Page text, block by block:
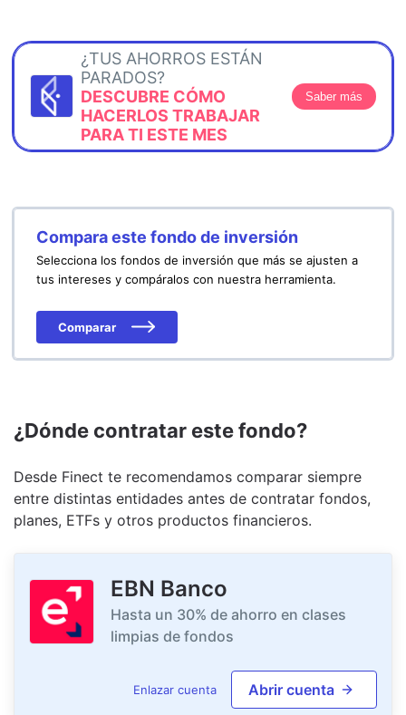
¿TUS AHORROS ESTÁN
PARADOS?
DESCUBRE CÓMO
HACERLOS TRABAJAR
PARA TI ESTE MES
Saber más
Compara este fondo de inversión
Selecciona los fondos de inversión que más se ajusten a
tus intereses y compáralos con nuestra herramienta.
Comparar
¿Dónde contratar este fondo?
Desde Finect te recomendamos comparar siempre
entre distintas entidades antes de contratar fondos,
planes, ETFs y otros productos financieros.
EBN Banco
Hasta un 30% de ahorro en clases
limpias de fondos
Enlazar cuenta Abrir cuenta